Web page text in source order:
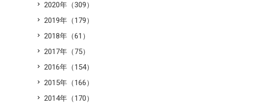
2020年（309）
2019年（179）
2018年（61）
2017年（75）
2016年（154）
2015年（166）
2014年（170）